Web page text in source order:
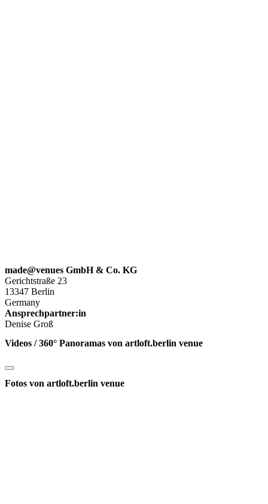
made@venues GmbH & Co. KG
Gerichtstraße 23
13347 Berlin
Germany
Ansprechpartner:in
Denise Groß
Videos / 360° Panoramas von artloft.berlin venue
Fotos von artloft.berlin venue